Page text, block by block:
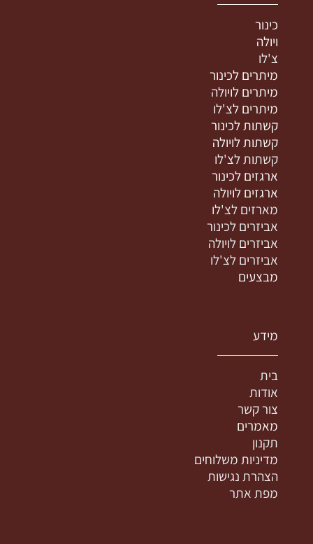
כינור
ויולה
צ'לו
מיתרים לכינור
מיתרים לויולה
מיתרים לצ'לו
קשתות לכינור
קשתות לויולה
קשתות לצ'לו
ארגזים לכינור
ארגזים לויולה
מארזים לצ'לו
אביזרים לכינור
אביזרים לויולה
אביזרים לצ'לו
מבצעים
מידע
בית
אודות
צור קשר
מאמרים
תקנון
מדיניות משלוחים
הצהרת נגישות
מפת אתר